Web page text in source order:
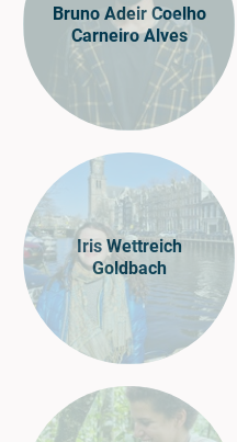
Bruno Adeir Coelho
Carneiro Alves
Iris Wettreich
Goldbach